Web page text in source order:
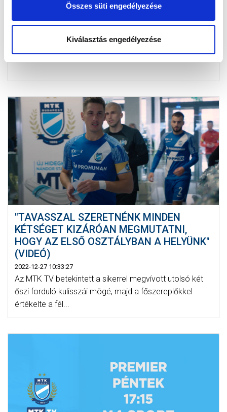
Összes süti engedélyezése
Kiválasztás engedélyezése
2022-12-31 10:13:30
"TAVASSZAL SZERETNÉNK MINDEN
KÉTSÉGET KIZÁRÓAN MEGMUTATNI,
HOGY AZ ELSŐ OSZTÁLYBAN A HELYÜNK"
(VIDEÓ)
2022-12-27 10:33:27
Az MTK TV betekintett a sikerrel megvívott utolsó két
őszi forduló kulisszái mögé, majd a főszereplőkkel
értékelte a fél...